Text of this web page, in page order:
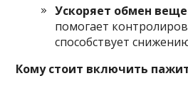
Ускоряет обмен
помогает
способствует
Кому стоит включить